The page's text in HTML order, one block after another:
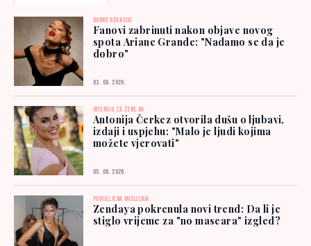
BURNE REAKCIJE
Fanovi zabrinuti nakon objave novog
spota Ariane Grande: "Nadamo se da je
dobro"
03. 08. 2026.
INTERVJU ZA ŽENE.BA
Antonija Čerkez otvorila dušu o ljubavi,
izdaji i uspjehu: "Malo je ljudi kojima
možete vjerovati"
05. 08. 2026.
PODIJELJENA MIŠLJENJA
Zendaya pokrenula novi trend: Da li je
stiglo vrijeme za "no mascara" izgled?